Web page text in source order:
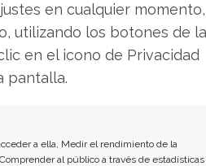
en cualquier momento,
utilizando los botones de la
en el icono de Privacidad
pantalla.
a ella, Medir el rendimiento de la
al público a través de estadísticas
un crecimiento
20 dólares a largo
En el último
centros de datos
de ingresos